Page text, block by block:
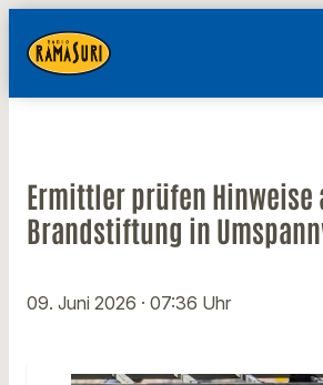
Ermittler prüfen Hinweise
Brandstiftung in
09. Juni 2026 · 07:36 Uhr